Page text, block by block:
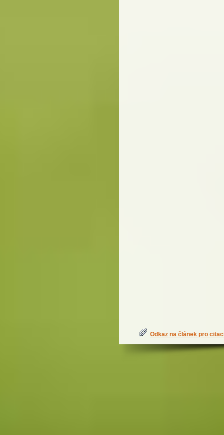
Odkaz na článek pro